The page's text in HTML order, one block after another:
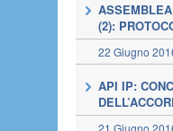
(2):
22 Giugno
API IP: